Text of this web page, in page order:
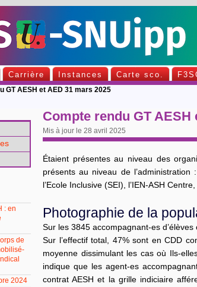
Carrière Instances Carte sco.
GT AESH et AED 31 mars 2025
: en
de
2024
Compte rendu GT AESH
Mis à jour le 28 avril 2025
Étaient présentes au niveau des
présents au niveau de
l’Ecole Inclusive (SEI), l’IEN-ASH
Photographie de la
Sur les 3845 accompagnant-es
Sur l’effectif total, 47% sont en CDD
moyenne dissimulant les cas où Ils-
indique que les agent-es
contrat AESH et la grille indiciaire